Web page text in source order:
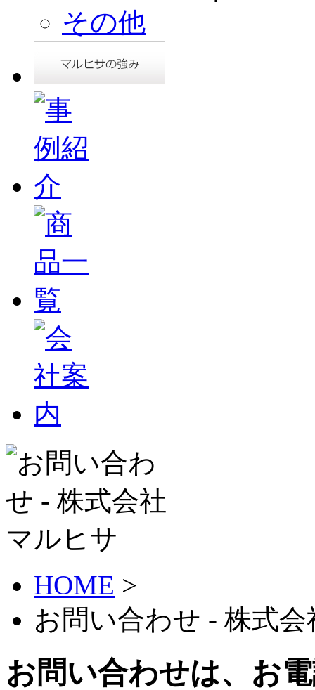
その他
HOME >
お問い合わせ - 株式
お問い合わせは、お